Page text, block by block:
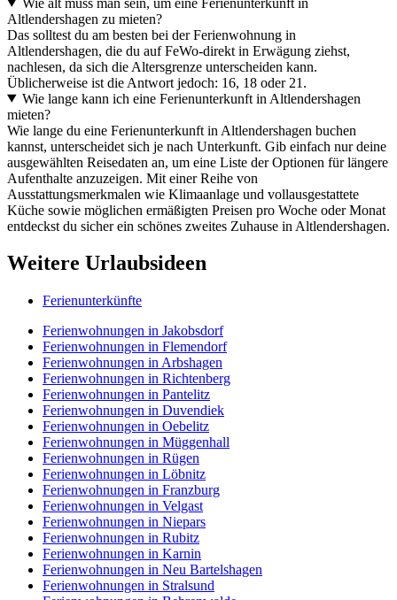
Altlendershagen zu mieten?
Das solltest du am besten bei der Ferienwohnung in
Altlendershagen, die du auf FeWo-direkt in Erwägung ziehst,
nachlesen, da sich die Altersgrenze unterscheiden kann.
Üblicherweise ist die Antwort jedoch: 16, 18 oder 21.
Wie lange kann ich eine Ferienunterkunft in Altlendershagen
mieten?
Wie lange du eine Ferienunterkunft in Altlendershagen buchen
kannst, unterscheidet sich je nach Unterkunft. Gib einfach nur deine
ausgewählten Reisedaten an, um eine Liste der Optionen für längere
Aufenthalte anzuzeigen. Mit einer Reihe von
Ausstattungsmerkmalen wie Klimaanlage und vollausgestattete
Küche sowie möglichen ermäßigten Preisen pro Woche oder Monat
entdeckst du sicher ein schönes zweites Zuhause in Altlendershagen.
Weitere Urlaubsideen
Ferienunterkünfte
Ferienwohnungen in Jakobsdorf
Ferienwohnungen in Flemendorf
Ferienwohnungen in Arbshagen
Ferienwohnungen in Richtenberg
Ferienwohnungen in Pantelitz
Ferienwohnungen in Duvendiek
Ferienwohnungen in Oebelitz
Ferienwohnungen in Müggenhall
Ferienwohnungen in Rügen
Ferienwohnungen in Löbnitz
Ferienwohnungen in Franzburg
Ferienwohnungen in Velgast
Ferienwohnungen in Niepars
Ferienwohnungen in Rubitz
Ferienwohnungen in Karnin
Ferienwohnungen in Neu Bartelshagen
Ferienwohnungen in Stralsund